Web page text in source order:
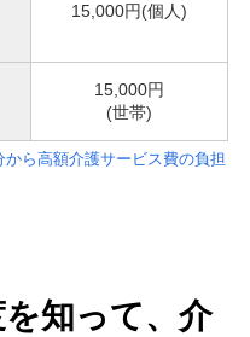
15,000円(個人)
15,000円
(世帯)
ら高額介護サービス費の負担
知って、介